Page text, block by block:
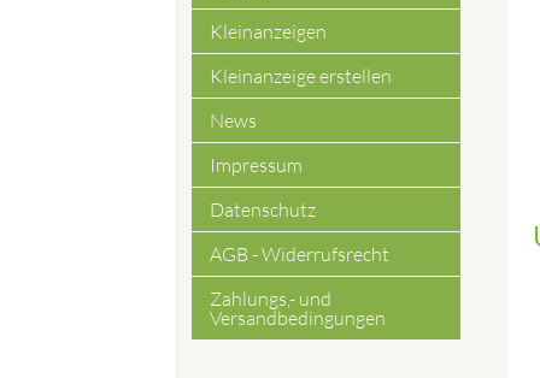
Kleinanzeigen
Kleinanzeige erstellen
News
Impressum
Datenschutz
AGB - Widerrufsrecht
Zahlungs,- und
Versandbedingungen